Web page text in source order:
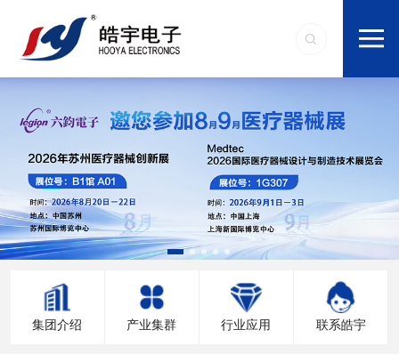
集团介绍 产业集群 行业应用 联系皓宇